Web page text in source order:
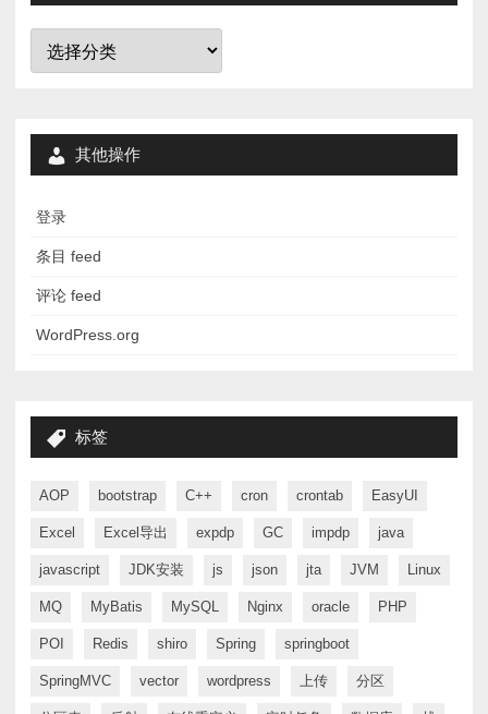
分
其他操作
登录
条目 feed
评论 feed
WordPress.org
标签
AOP bootstrap C++ cron crontab EasyUI
Excel Excel导出 expdp GC impdp java
javascript JDK安装 js json jta JVM Linux
MQ MyBatis MySQL Nginx oracle PHP
POI Redis shiro Spring springboot
SpringMVC vector wordpress 上传 分区